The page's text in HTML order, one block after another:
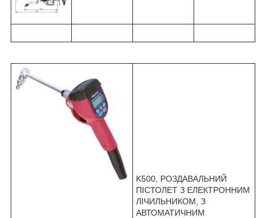
K500, РОЗДАВАЛЬНИЙ
ПІСТОЛЕТ З ЕЛЕКТРОННИМ
ЛІЧИЛЬНИКОМ, З
АВТОМАТИЧНИМ